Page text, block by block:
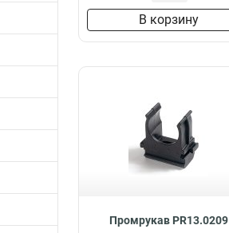
В корзину
Промрукав PR13.0209